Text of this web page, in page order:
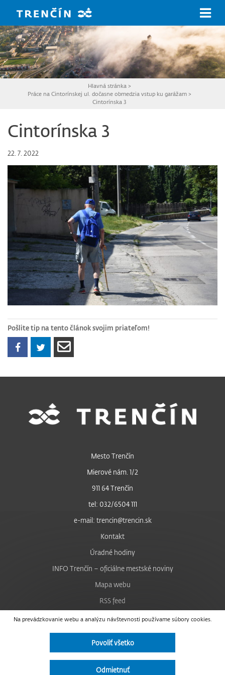
Hlavná stránka >
Práce na Cintorínskej ul. dočasne obmedzia vstup ku garážam >
Cintorínska 3
Cintorínska 3
22. 7. 2022
Pošlite tip na tento článok svojim priateľom!
Na prevádzkovanie webu a analýzu návštevnosti používame súbory cookies.
Povoliť všetko
Odmietnuť
Mesto Trenčín
Mierové nám. 1/2
911 64 Trenčín
tel: 032/6504 111
e-mail: trencin@trencin.sk
Kontakt
Úradné hodiny
INFO Trenčín – oficiálne mestské noviny
Mapa webu
RSS feed
Nastavenie cookies
Facebook
Instagram